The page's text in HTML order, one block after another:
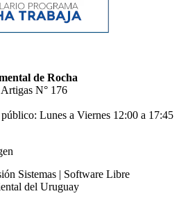
de Rocha
N° 176
Lunes a Viernes 12:00 a 17:45
Sistemas | Software Libre
del Uruguay